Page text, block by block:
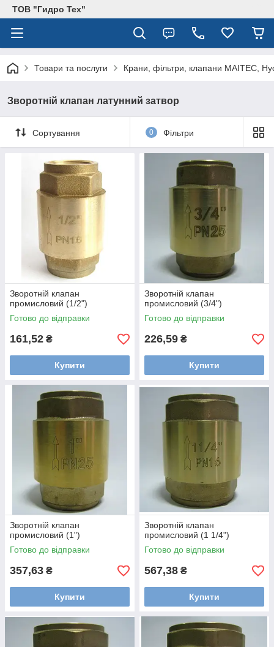
ТОВ "Гидро Тех"
Товари та послуги Крани, фільтри, клапани MAITEC,
Зворотній клапан латунний затвор
Сортування 0 Фільтри
Зворотній клапан
промисловий (1/2")
Готово до відправки
161,52 ₴
Купити
Зворотній клапан
промисловий (3/4")
Готово до відправки
226,59 ₴
Купити
Зворотній клапан
промисловий (1")
Готово до відправки
357,63 ₴
Купити
Зворотній клапан
промисловий (1 1/4")
Готово до відправки
567,38 ₴
Купити